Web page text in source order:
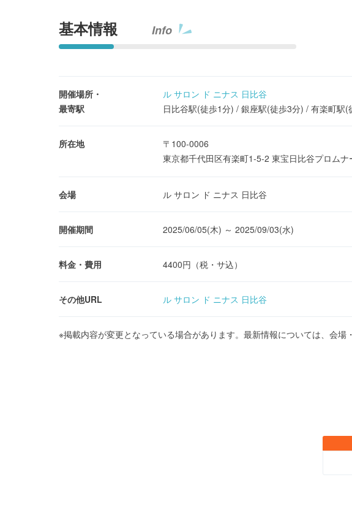
基本情報 Info
開催場所・
最寄駅
ル サロン ド ニナス 日比谷
日比谷駅(徒歩1分) / 銀座駅(徒歩3分) / 有楽町駅(
所在地
〒100-0006
東京都千代田区有楽町1-5-2 東宝日比谷プロム
会場 ル サロン ド ニナス 日比谷
開催期間 2025/06/05(木) ～ 2025/09/03(水)
料金・費用 4400円（税・サ込）
その他URL ル サロン ド ニナス 日比谷
※掲載内容が変更となっている場合があります。最新情報については、会場